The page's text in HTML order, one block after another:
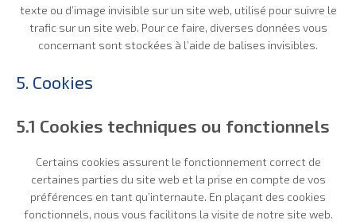
texte ou d’image invisible sur un site web, utilisé pour suivre le
trafic sur un site web. Pour ce faire, diverses données vous
concernant sont stockées à l’aide de balises invisibles.
5. Cookies
5.1 Cookies techniques ou fonctionnels
Certains cookies assurent le fonctionnement correct de
certaines parties du site web et la prise en compte de vos
préférences en tant qu’internaute. En plaçant des cookies
fonctionnels, nous vous facilitons la visite de notre site web.